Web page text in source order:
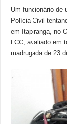
Um funcionário de
Polícia Civil
em Itapiranga, no
LCC, avaliado em
madrugada de 23